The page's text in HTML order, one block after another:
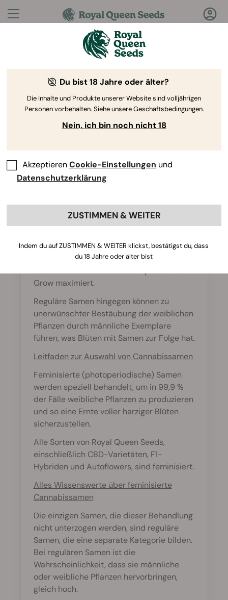
Fragen?Antworten!
Willkommen im Royal Queen Seeds Help Center
Help Center > Produkte und
Anbau > Cannabissamen 101
Lohnt es sich, feminisierte
Samen zu kaufen?
Feminisierte Samen bringen fast
ausschließlich weibliche Pflanzen hervor,
Grow maximiert.
Reguläre Samen hingegen können zu
unerwünschter Bestäubung der weiblichen
Pflanzen durch männliche Exemplare
führen, was Blüten mit Samen zur Folge hat.
Leitfaden zur Auswahl von Cannabissamen
Feminisierte (photoperiodische) Samen
werden speziell behandelt, um in 99,9 %
der Fälle weibliche Pflanzen zu produzieren
und so eine Ernte voller harziger Blüten
sicherzustellen.
Alle Sorten von Royal Queen Seeds,
einschließlich CBD-Varietäten, F1-
Hybriden und Autoflowers, sind feminisiert.
Alles Wissenswerte über feminisierte
Cannabissamen
Die einzigen Samen, die dieser Behandlung
nicht unterzogen werden, sind reguläre
Samen, die eine separate Kategorie bilden.
Bei regulären Samen ist die
Wahrscheinlichkeit, dass sie männliche
oder weibliche Pflanzen hervorbringen,
gleich hoch.
Du bist 18 Jahre oder älter?
Die Inhalte und Produkte unserer Website sind volljährigen
Personen vorbehalten. Siehe unsere Geschäftsbedingungen.
Nein, ich bin noch nicht 18
AkzeptierenCookie-Einstellungen und
Datenschutzerklärung
ZUSTIMMEN & WEITER
Indem du auf ZUSTIMMEN & WEITER klickst, bestätigst du, dass
du 18 Jahre oder älter bist